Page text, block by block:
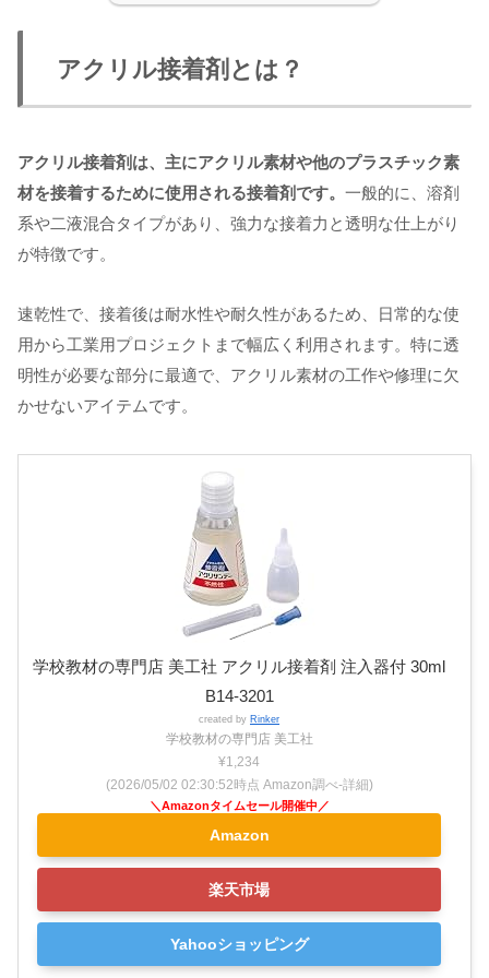
アクリル接着剤とは？
アクリル接着剤は、主にアクリル素材や他のプラスチック素
材を接着するために使用される接着剤です。 一般的に、溶剤
系や二液混合タイプがあり、強力な接着力と透明な仕上がり
が特徴です。
速乾性で、接着後は耐水性や耐久性があるため、日常的な使
用から工業用プロジェクトまで幅広く利用されます。特に透
明性が必要な部分に最適で、アクリル素材の工作や修理に欠
かせないアイテムです。
学校教材の専門店 美工社 アクリル接着剤 注入器付 30ml
B14-3201
created by Rinker
学校教材の専門店 美工社
¥1,234
(2026/05/02 02:30:52時点 Amazon調べ-詳細)
Amazon
楽天市場
Yahooショッピング